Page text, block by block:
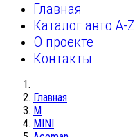
Главная
Каталог авто A-Z
О проекте
Контакты
Главная
M
MINI